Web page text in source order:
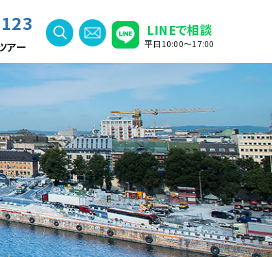
アー
LINEで相談
平日10:00〜17:00